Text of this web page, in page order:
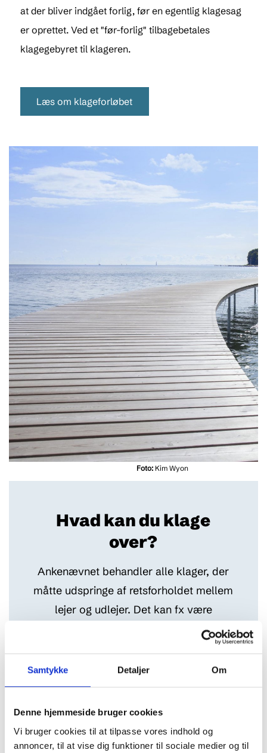
Samtykke Detaljer Om
Denne hjemmeside bruger cookies
Vi bruger cookies til at tilpasse vores indhold og
annoncer, til at vise dig funktioner til sociale medier og til
at der bliver indgået forlig, før en egentlig klagesag
er oprettet. Ved et "før-forlig" tilbagebetales
klagegebyret til klageren.
Læs om klageforløbet
Foto: Kim Wyon
Hvad kan du klage
over?
Ankenævnet behandler alle klager, der
måtte udspringe af retsforholdet mellem
lejer og udlejer. Det kan fx være
manglende rengøring eller varme.
Ankenævnet behandler klager fra lejere
over udlejningsbureauer, som er
ophold i og leje af feriehus. En klage
mod et udlejningsbureau, der er